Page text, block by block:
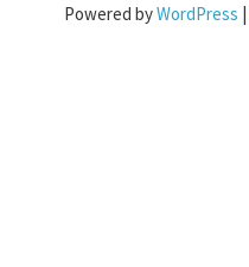
Powered byWordPress |